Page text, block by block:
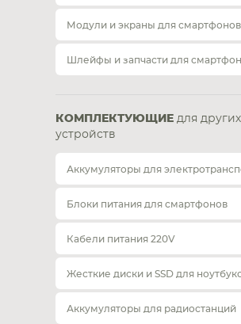
Модули и экраны для смартфонов
Шлейфы и запчасти для
КОМПЛЕКТУЮЩИЕ для других
устройств
Аккумуляторы для
Блоки питания для смартфонов
Кабели питания 220V
Жесткие диски и SSD для
Аккумуляторы для радиостанций